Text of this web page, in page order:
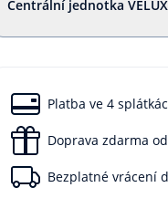
Centrální jednotka
Platba ve 4
Doprava zdarma
Bezplatné vrácení